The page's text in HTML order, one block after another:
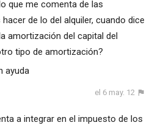
que me comenta de las
de lo del alquiler, cuando dice
amortización del capital del
tipo de amortización?
ayuda
el 6 may. 12
a integrar en el impuesto de los